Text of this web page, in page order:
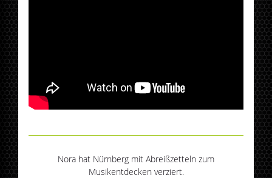
Nora hat Nürnberg mit Abreißzetteln zum
Musikentdecken verziert.